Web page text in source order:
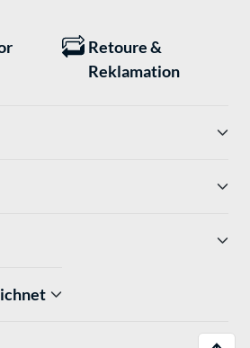
Retoure &
Reklamation